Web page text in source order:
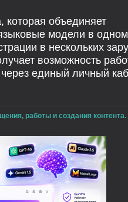
объединяет
модели в одном
в нескольких
возможность
единый личный
работы и создания